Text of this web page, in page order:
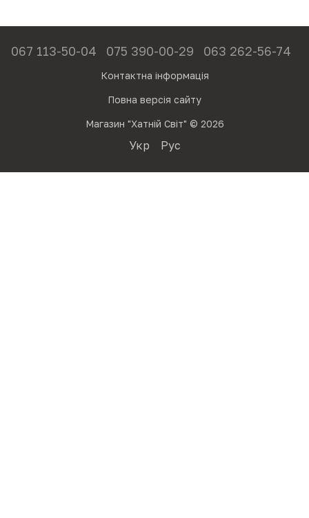
067 113-50-04 075 390-00-29 063 262-56-74
Контактна інформація
Повна версія сайту
Магазин "Хатній Світ" © 2026
Укр Рус